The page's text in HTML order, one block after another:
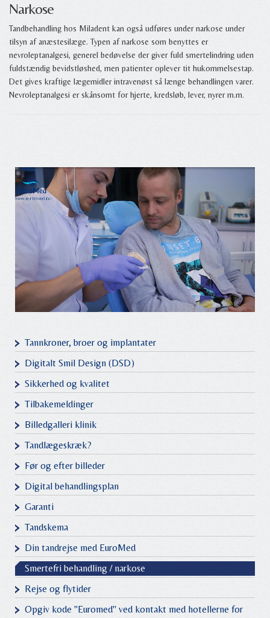
Narkose
Tandbehandling hos Miladent kan også udføres under narkose under
tilsyn af anæstesilæge. Typen af narkose som benyttes er
nevroleptanalgesi, generel bedøvelse der giver fuld smertelindring uden
fuldstændig bevidstløshed, men patienter oplever tit hukommelsestap.
Det gives kraftige lægemidler intravenøst så længe behandlingen varer.
Nevroleptanalgesi er skånsomt for hjerte, kredsløb, lever, nyrer m.m.
Tannkroner, broer og implantater
Digitalt Smil Design (DSD)
Sikkerhed og kvalitet
Tilbakemeldinger
Billedgalleri klinik
Tandlægeskræk?
Før og efter billeder
Digital behandlingsplan
Garanti
Tandskema
Din tandrejse med EuroMed
Smertefri behandling / narkose
Rejse og flytider
Opgiv kode "Euromed" ved kontakt med hotellerne for